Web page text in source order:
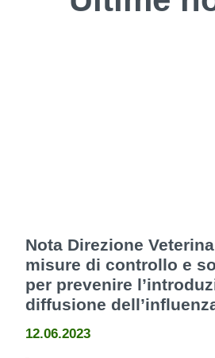
Nota Direzione
misure di controllo e
per prevenire
diffusione
12.06.2023